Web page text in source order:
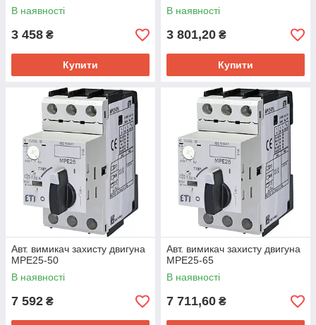
В наявності
3 458 ₴
Купити
В наявності
3 801,20 ₴
Купити
Авт. вимикач захисту двигуна
MPE25-50
В наявності
7 592 ₴
Авт. вимикач захисту двигуна
MPE25-65
В наявності
7 711,60 ₴